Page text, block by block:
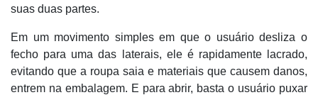
suas duas partes.
Em um movimento simples em que o usuário desliza o
fecho para uma das laterais, ele é rapidamente lacrado,
evitando que a roupa saia e materiais que causem danos,
entrem na embalagem. E para abrir, basta o usuário puxar